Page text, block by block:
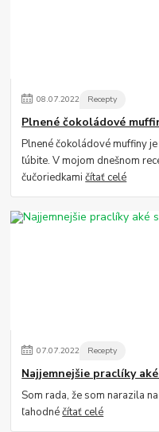
08.07.2022 Recepty
Plnené čokoládové
Plnené čokoládové muffiny
ľúbite. V mojom dnešnom
čučoriedkamičítať celé
07.07.2022 Recepty
Najjemnejšie praclíky
Som rada, že som narazila
ľahodnéčítať celé